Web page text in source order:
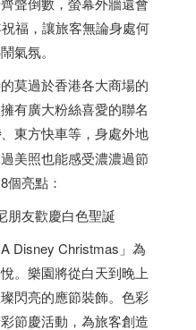
福，讓旅客無論身處何
氣氛。
莫過於香港各大商場的
有廣大粉絲喜愛的聯名
、東方快車等，身處外地
美照也能感受濃濃過節
亮點：
朋友歡慶白色聖誕
Disney Christmas」為
。樂園將從白天到晚上
閃亮的應節裝飾。色彩
節慶活動，為旅客創造